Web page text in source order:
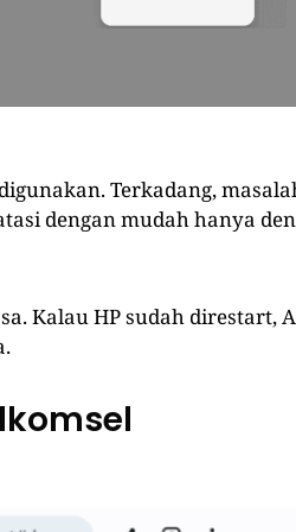
Terkadang,
dengan mudah hanya
Kalau HP sudah direstart,